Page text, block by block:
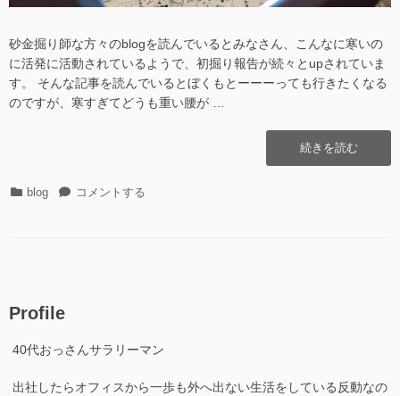
砂金掘り師な方々のblogを読んでいるとみなさん、こんなに寒いの
に活発に活動されているようで、初掘り報告が続々とupされていま
す。 そんな記事を読んでいるとぼくもとーーーっても行きたくなる
のですが、寒すぎてどうも重い腰が …
“初
掘
続きを読む
カ
blog
初
コメントする
Profile
40代おっさんサラリーマン
出社したらオフィスから一歩も外へ出ない生活をしている反動なの